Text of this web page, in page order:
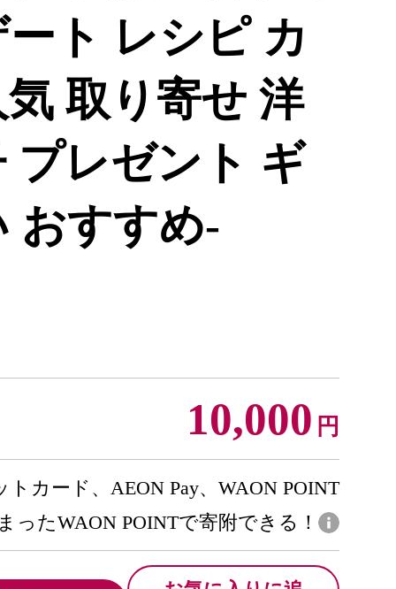
ト レシピ カ
取り寄せ 洋
プレゼント ギ
おすすめ-
10,000 円
トカード、AEON Pay、WAON POINT
ったWAON POINTで寄附できる！